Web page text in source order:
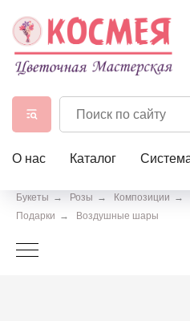
О нас Каталог
Букеты → Розы → Композиции →
Подарки → Воздушные шары